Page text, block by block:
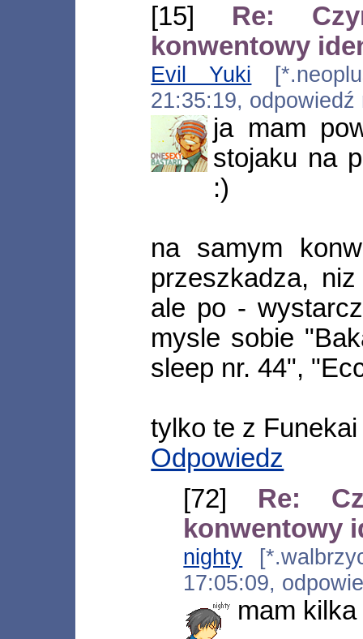
[15] Re:
konwentowy
Evil Yuki
21:35:19,
ja mam
stojaku na
:)
na samym
przeszkadza,
ale po -
mysle sobie
sleep nr. 44",
tylko te z
Odpowiedz
[72] Re:
konwentowy
nighty
17:05:09,
mam